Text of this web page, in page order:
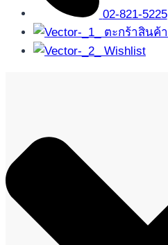
02-821-5225
ตะกร้าสินค้า
Wishlist